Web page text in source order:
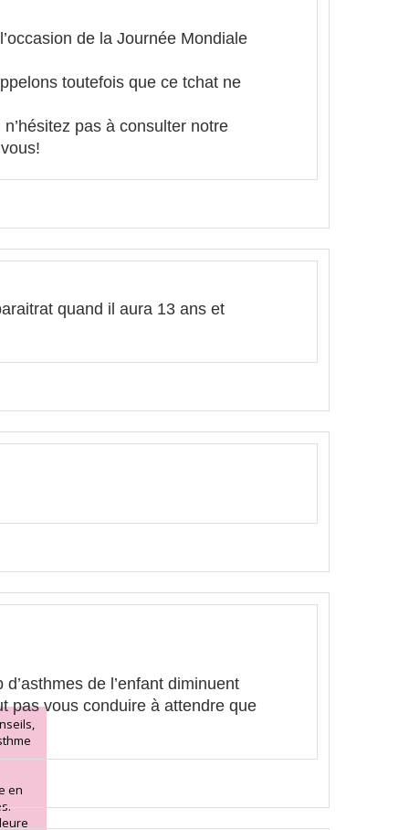
de la Journée Mondiale
toutefois que ce tchat ne
pas à consulter notre
quand il aura 13 ans et
de l’enfant diminuent
pas vous conduire à attendre que
en